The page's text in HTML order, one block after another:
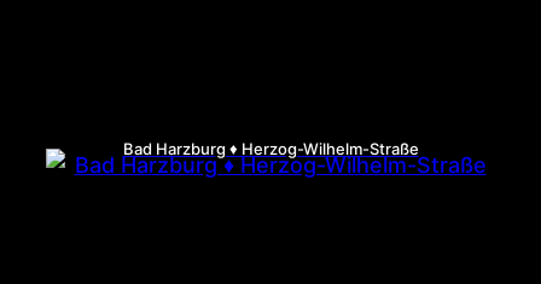
Bad Harzburg ♦ Herzog-Wilhelm-Straße